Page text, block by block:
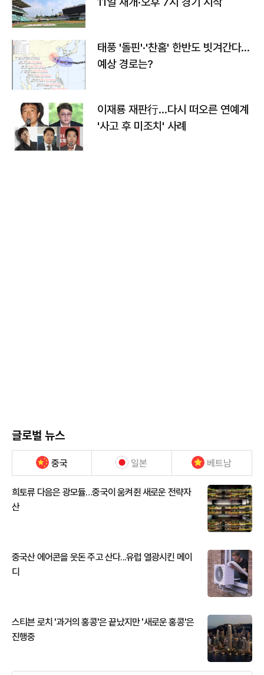
태풍 '돌핀'·'찬홈' 한반도 빗겨간다…
예상 경로는?
이재룡 재판行…다시 떠오른 연예계
'사고 후 미조치' 사례
글로벌 뉴스
중국 일본 베트남
희토류 다음은 광모듈…중국이 움켜쥔 새로운 전략자
산
중국산 에어콘을 웃돈 주고 산다...유럽 열광시킨 메이
디
스티븐 로치 '과거의 홍콩'은 끝났지만 '새로운 홍콩'은
진행중